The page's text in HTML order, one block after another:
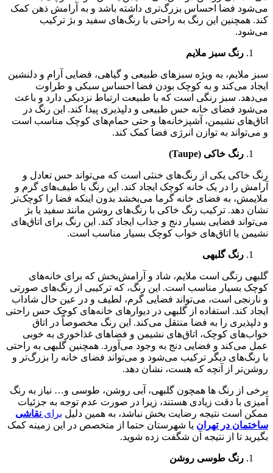
می‌شود فضا احساس بزرگ‌تری داشته باشد و به آرامش ذهن کمک
کند. همچنین این رنگ به راحتی با رنگ‌های سفید و بژ ترکیب
می‌شود.
رنگ سبز ملایم
سبز ملایم، به ویژه سبزهای طبیعی و گیاهی، فضایی آرام و دلنشین
ایجاد می‌کند و به کوچک بودن فضا احساس سبکی و طراوت
می‌دهد. سبز رنگی است که با طبیعت ارتباط نزدیکی دارد و باعث
می‌شود فضای خانه حس طبیعی و دلپذیری پیدا کند. این رنگ در
اتاق‌های نشیمن، آشپزخانه‌ها و حتی حمام‌های کوچک مناسب است
و می‌تواند به توازن انرژی فضا کمک کند.
رنگ خاکی (Taupe)
رنگ خاکی یکی از رنگ‌های خنثی است که می‌تواند حس تعادل و
آرامش را در یک خانه کوچک ایجاد کند. این رنگ با طیف‌های گرم و
ملایمش، به فضای خانه گرما می‌بخشد بدون اینکه فضا را کوچک‌تر
نشان دهد. ترکیب رنگ خاکی با رنگ‌های روشن مانند سفید یا بژ
می‌تواند فضایی بسیار دنج و جذاب ایجاد کند. این رنگ برای اتاق‌های
نشیمن یا اتاق‌های خواب کوچک بسیار مناسب است.
رنگ گلبهی
گلبهی رنگی است ملایم، شاد و آرامش‌بخش که برای خانه‌های
کوچک بسیار مناسب است. این رنگ، که ترکیبی از رنگ‌های صورتی
و نارنجی است، می‌تواند فضایی گرم، لطیف و در عین حال شاداب
ایجاد کند. استفاده از گلبهی در دیوارهای خانه‌های کوچک حس راحتی
و دلپذیری را به فضا منتقل می‌کند. این رنگ مخصوصاً در اتاق
خواب‌های کوچک، اتاق‌های نشیمن و فضاهای غذاخوری به خوبی
عمل می‌کند و فضایی دنج به وجود می‌آورد. همچنین گلبهی به راحتی
با رنگ‌های دیگر ترکیب می‌شود و می‌تواند فضای خانه را بزرگ‌تر و
روشن‌تر از آنچه که هست، نشان دهد.
برخی از رنگ ها همچون گلبهی، آبی روشن، طوسی و… نیاز به رنگ
آمیزی با دقت زیادی هستند، زیرا در صورت عدم توجه به جزئیات
ممکن است نتیجه رضایت بخش نباشد، به همین دلیل برای نقاشی
ساختمان در تهران یا شهرستان حتما از متخصص در این زمینه کمک
بگیرید تا از نتیجه آن شگفت زده شوید.
رنگ طوسی روشن